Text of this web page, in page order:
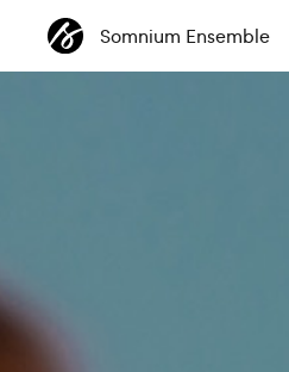
Somnium Ensemble